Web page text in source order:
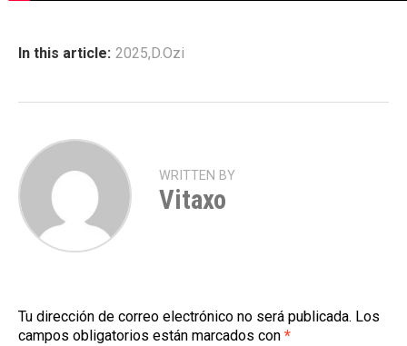
In this article: 2025,D.Ozi
WRITTEN BY
Vitaxo
Tu dirección de correo electrónico no será publicada. Los
campos obligatorios están marcados con *